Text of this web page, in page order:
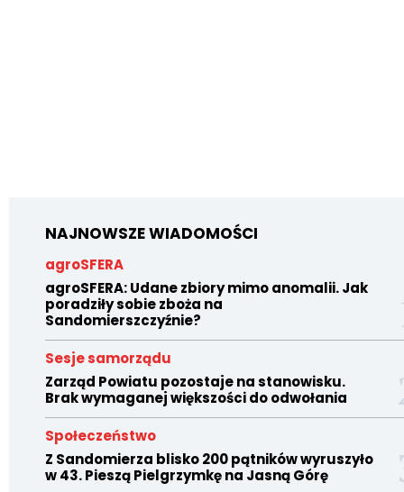
NAJNOWSZE WIADOMOŚCI
agroSFERA
agroSFERA: Udane zbiory mimo anomalii. Jak
poradziły sobie zboża na
Sandomierszczyźnie?
Sesje samorządu
Zarząd Powiatu pozostaje na stanowisku.
Brak wymaganej większości do odwołania
Społeczeństwo
Z Sandomierza blisko 200 pątników wyruszyło
w 43. Pieszą Pielgrzymkę na Jasną Górę